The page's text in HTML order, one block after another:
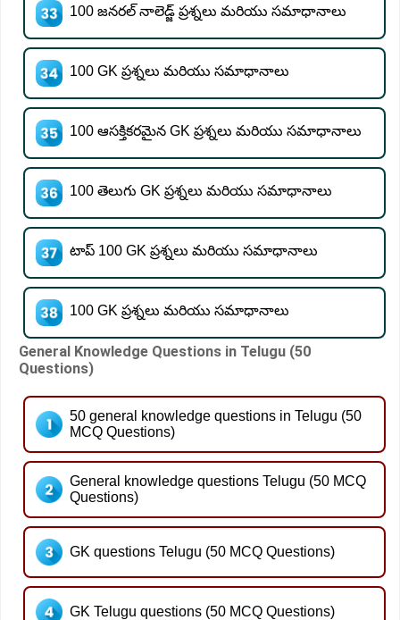
100 జనరల్ నాలెడ్జ్ ప్రశ్నలు మరియు సమాధానాలు
100 GK ప్రశ్నలు మరియు సమాధానాలు
100 ఆసక్తికరమైన GK ప్రశ్నలు మరియు సమాధానాలు
100 తెలుగు GK ప్రశ్నలు మరియు సమాధానాలు
టాప్ 100 GK ప్రశ్నలు మరియు సమాధానాలు
100 GK ప్రశ్నలు మరియు సమాధానాలు
General Knowledge Questions in Telugu (50
Questions)
50 general knowledge questions in Telugu (50
MCQ Questions)
General knowledge questions Telugu (50 MCQ
Questions)
GK questions Telugu (50 MCQ Questions)
GK Telugu questions (50 MCQ Questions)